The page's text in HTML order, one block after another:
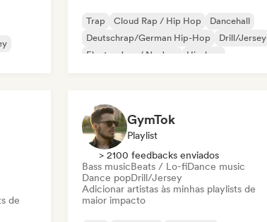
Trap Cloud Rap / Hip Hop
Dancehall
Deutschrap/German Hip-Hop
Drill/Jersey
Electro Jazz / Nu Jazz
Hip-hop
de
GymTok
Playlist
> 2100 feedbacks enviados
Bass musicBeats / Lo-fiDance music
Dance popDrill/Jersey
Adicionar artistas às minhas playlists de
maior impacto